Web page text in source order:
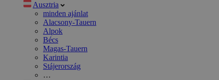
Ausztria
minden ajánlat
Alacsony-Tauern
Alpok
Bécs
Magas-Tauern
Karintia
Stájerország
…